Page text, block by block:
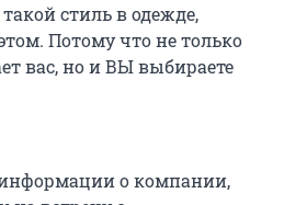
стиль в одежде,
Потому что не только
вас, но и ВЫ выбираете
о компании,